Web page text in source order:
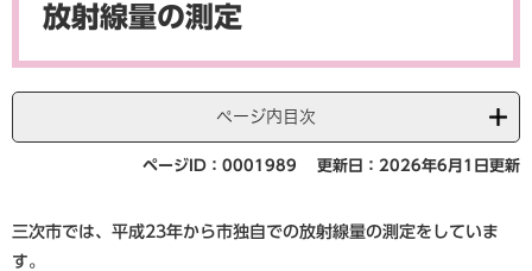
放射線量の測定
ページ内目次
ページID：0001989 更新日：2026年6月1日更新
三次市では、平成23年から市独自での放射線量の測定をしていま
す。